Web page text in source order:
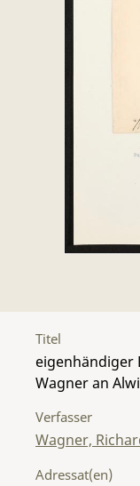
Titel
eigenhändiger
Wagner an
Verfasser
Wagner,
Adressat(en)